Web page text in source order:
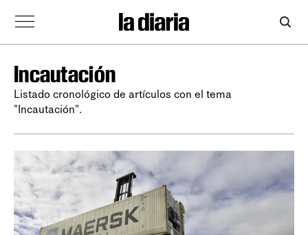
Incautación
Listado cronológico de artículos con el tema
"Incautación".